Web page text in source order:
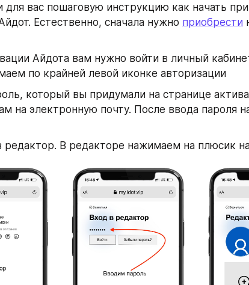
вас пошаговую инструкцию как начать
Естественно, сначала нужно приобрести
Айдота вам нужно войти в личный
по крайней левой иконке авторизации
который вы придумали на странице
на электронную почту. После ввода пароля
редактор. В редакторе нажимаем на плюсик